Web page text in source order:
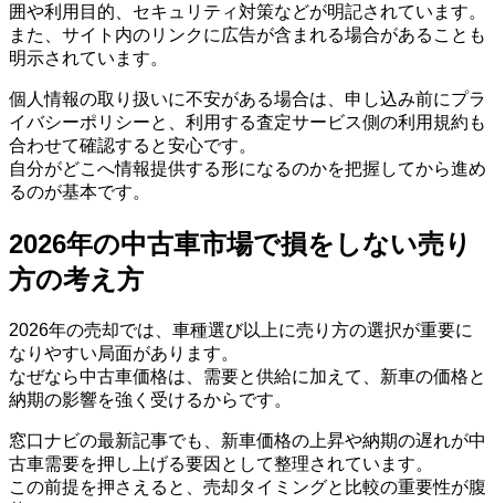
囲や利用目的、セキュリティ対策などが明記されています。
また、サイト内のリンクに広告が含まれる場合があることも
明示されています。
個人情報の取り扱いに不安がある場合は、申し込み前にプラ
イバシーポリシーと、利用する査定サービス側の利用規約も
合わせて確認すると安心です。
自分がどこへ情報提供する形になるのかを把握してから進め
るのが基本です。
2026年の中古車市場で損をしない売り
方の考え方
2026年の売却では、車種選び以上に売り方の選択が重要に
なりやすい局面があります。
なぜなら中古車価格は、需要と供給に加えて、新車の価格と
納期の影響を強く受けるからです。
窓口ナビの最新記事でも、新車価格の上昇や納期の遅れが中
古車需要を押し上げる要因として整理されています。
この前提を押さえると、売却タイミングと比較の重要性が腹